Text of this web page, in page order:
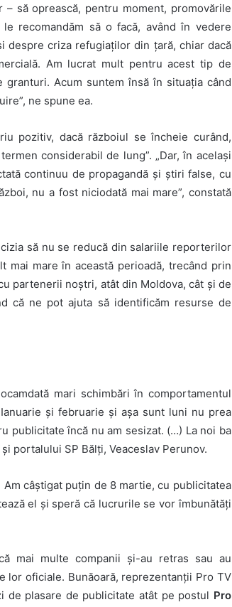
să oprească, pentru moment, promovările
recomandăm să o facă, având în vedere
despre criza refugiaților din țară, chiar dacă
Am lucrat mult pentru acest tip de
Acum suntem însă în situația când
ne spune ea.
pozitiv, dacă războiul se încheie curând,
considerabil de lung”. „Dar, în același
continuu de propagandă și știri false, cu
nu a fost niciodată mai mare”, constată
să nu se reducă din salariile reporterilor
mai mare în această perioadă, trecând prin
partenerii noștri, atât din Moldova, cât și de
că ne pot ajuta să identificăm resurse de
mari schimbări în comportamentul
și februarie și așa sunt luni nu prea
publicitate încă nu am sesizat. (…) La noi ba
portalului SP Bălți, Veaceslav Perunov.
câștigat puțin de 8 martie, cu publicitatea
el și speră că lucrurile se vor îmbunătăți
mai multe companii și-au retras sau au
lor oficiale. Bunăoară, reprezentanții Pro TV
de plasare de publicitate atât pe postul Pro